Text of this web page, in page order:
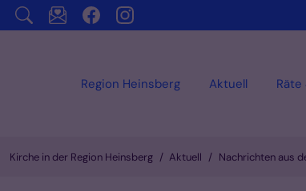
Region Heinsberg Aktuell
Kirche in der Region Heinsberg Aktuell Nachrichten aus